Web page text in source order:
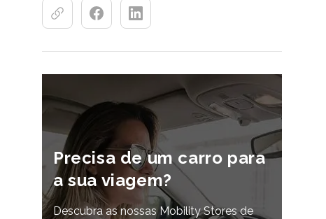
Precisa de um carro para
a sua viagem?
Descubra as nossas Mobility Stores de